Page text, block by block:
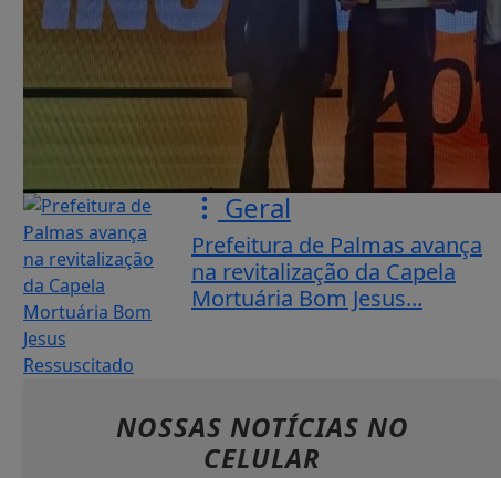
Geral
Prefeitura de Palmas avança
na revitalização da Capela
Mortuária Bom Jesus...
NOSSAS NOTÍCIAS NO
CELULAR